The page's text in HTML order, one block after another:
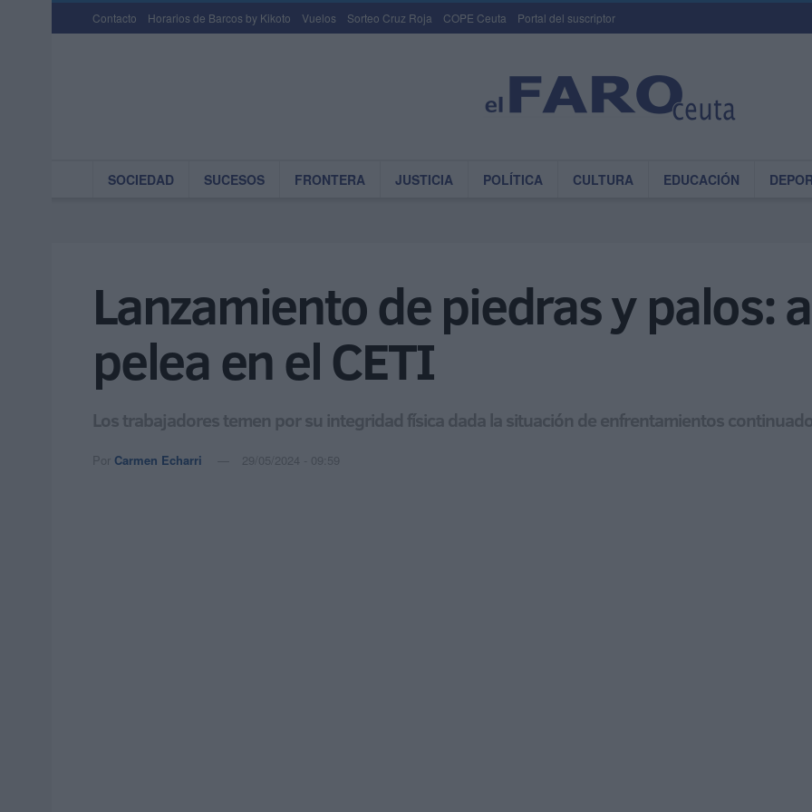
Contacto Horarios de Barcos by Kikoto Vuelos Sorteo Cruz Roja COPE Ceuta Portal del suscriptor
SOCIEDAD SUCESOS FRONTERA JUSTICIA POLÍTICA CULTURA EDUCACIÓN
Lanzamiento de piedras y palos:
pelea en el CETI
Los trabajadores temen por su integridad física dada la situación de enfrentamientos
Por Carmen Echarri 29/05/2024 - 09:59